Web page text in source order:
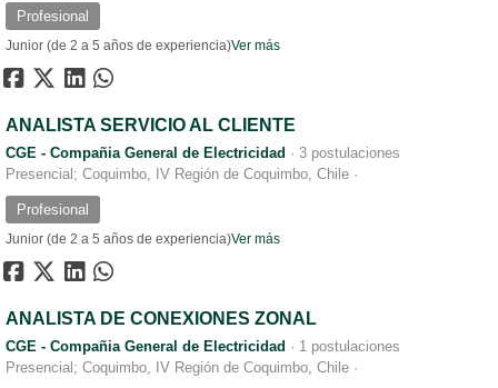
Profesional
Junior (de 2 a 5 años de experiencia)Ver más
ANALISTA SERVICIO AL CLIENTE
CGE - Compañia General de Electricidad ·
Presencial; Coquimbo, IV Región de Coquimbo, Chile ·
3 postulaciones
Profesional
Junior (de 2 a 5 años de experiencia)Ver más
ANALISTA DE CONEXIONES ZONAL
CGE - Compañia General de Electricidad ·
Presencial; Coquimbo, IV Región de Coquimbo, Chile ·
1 postulaciones